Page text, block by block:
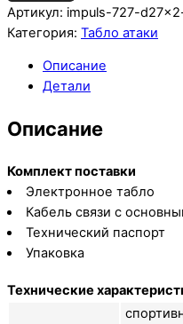
Артикул: impuls-727-
Категория: Табло атаки
Описание
Детали
Описание
Комплект поставки
Электронное табло
Кабель связи с
Технический паспорт
Упаковка
Технические